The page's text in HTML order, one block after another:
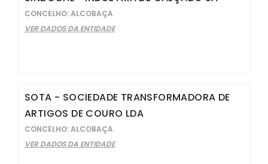
CONCELHO: ALCOBAÇA
VER DADOS DA ENTIDADE
SOTA - SOCIEDADE TRANSFORMADORA DE
ARTIGOS DE COURO LDA
CONCELHO: ALCOBAÇA
VER DADOS DA ENTIDADE